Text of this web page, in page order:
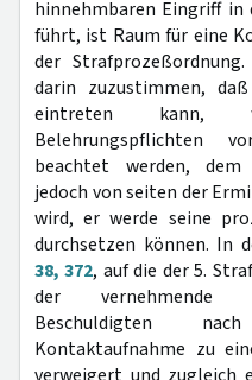
hinnehmbaren Eingriff in
führt, ist Raum für eine
der
darin zuzustimmen,
eintreten kann,
Belehrungspflichten
beachtet werden, dem
jedoch von seiten der
wird, er werde seine
durchsetzen können. In
38, 372, auf die der 5.
der vernehmende
Beschuldigten
Kontaktaufnahme zu